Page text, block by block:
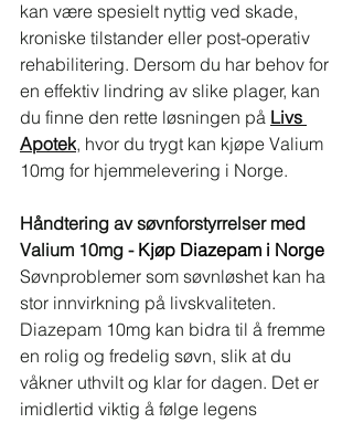
kan være spesielt nyttig ved skade,
kroniske tilstander eller post-operativ
rehabilitering. Dersom du har behov for
en effektiv lindring av slike plager, kan
du finne den rette løsningen på Livs
Apotek, hvor du trygt kan kjøpe Valium
10mg for hjemmelevering i Norge.
Håndtering av søvnforstyrrelser med
Valium 10mg - Kjøp Diazepam i Norge
Søvnproblemer som søvnløshet kan ha
stor innvirkning på livskvaliteten.
Diazepam 10mg kan bidra til å fremme
en rolig og fredelig søvn, slik at du
våkner uthvilt og klar for dagen. Det er
imidlertid viktig å følge legens